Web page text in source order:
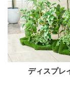
ディスプレ